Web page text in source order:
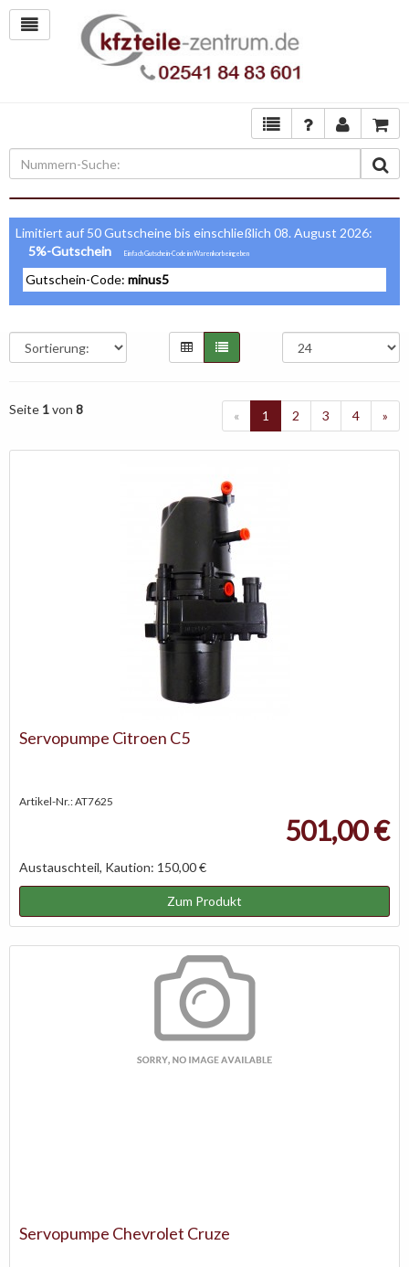
Limitiert auf 50 Gutscheine bis einschließlich 08. August 2026:
5%-Gutschein
Gutschein-Code: minus5
Seite 1von 8 « 1 2 3 4 »
Servopumpe Citroen C5
Artikel-Nr.: AT7625
501,00 €
Austauschteil, Kaution: 150,00 €
Zum Produkt
Servopumpe Chevrolet Cruze